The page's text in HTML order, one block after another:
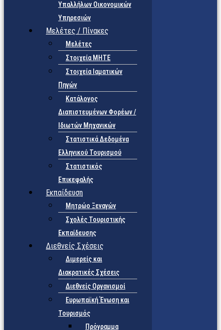
Υπαλλήλων Οικονομικών
Υπηρεσιών
Μελέτες / Πίνακες
Μελέτες
Στοιχεία ΜΗΤΕ
Στοιχεία Ιαματικών
Πηγών
Κατάλογος
Διαπιστευμένων Φορέων /
Ιδιωτών Μηχανικών
Στατιστικά Δεδομένα
Ελληνικού Τουρισμού
Στατιστικός
Επικεφαλής
Εκπαίδευση
Μητρώο Ξεναγών
Σχολές Τουριστικής
Εκπαίδευσης
Διεθνείς Σχέσεις
Διμερείς και
Διακρατικές Σχέσεις
Διεθνείς Οργανισμοί
Ευρωπαϊκή Ένωση και
Τουρισμός
Πρόγραμμα